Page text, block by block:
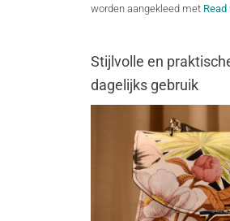
worden aangekleed met Read
Stijlvolle en
dagelijks gebruik